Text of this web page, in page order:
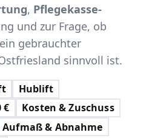
, Pflegekasse-
und zur Frage, ob
gebrauchter
sinnvoll ist.
Hublift
€
Kosten & Zuschuss
Aufmaß & Abnahme